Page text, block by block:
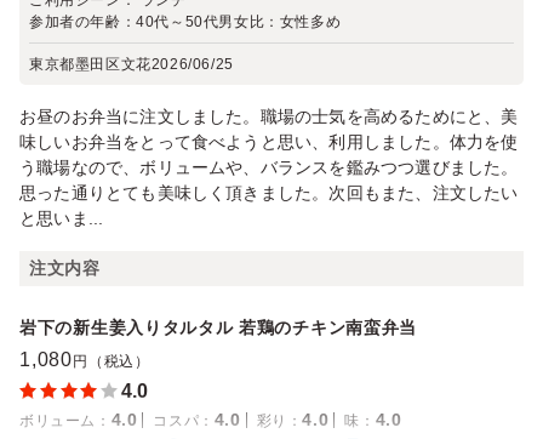
参加者の年齢：40代～50代男女比： 女性多め
東京都墨田区文花2026/06/25
お昼のお弁当に注文しました。職場の士気を高めるためにと、美
味しいお弁当をとって食べようと思い、利用しました。体力を使
う職場なので、ボリュームや、バランスを鑑みつつ選びました。
思った通りとても美味しく頂きました。次回もまた、注文したい
と思いま...
注文内容
岩下の新生姜入りタルタル 若鶏のチキン南蛮弁当
1,080 円（税込）
4.0
ボリューム ： 4.0 コスパ ： 4.0 彩り ：4.0 味 ： 4.0